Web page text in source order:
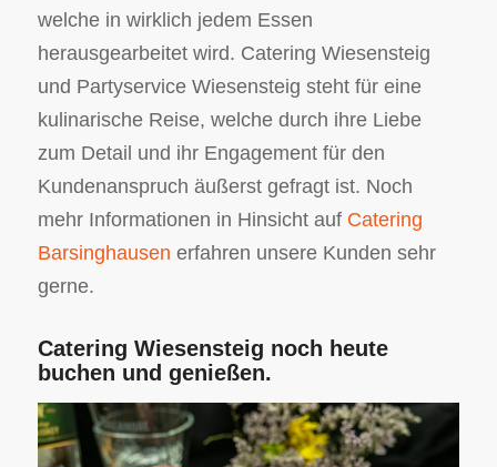
welche in wirklich jedem Essen
herausgearbeitet wird. Catering Wiesensteig
und Partyservice Wiesensteig steht für eine
kulinarische Reise, welche durch ihre Liebe
zum Detail und ihr Engagement für den
Kundenanspruch äußerst gefragt ist. Noch
mehr Informationen in Hinsicht auf Catering
Barsinghausen erfahren unsere Kunden sehr
gerne.
Catering Wiesensteig noch heute
buchen und genießen.